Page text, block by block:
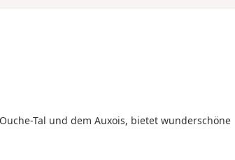
Tal und dem Auxois, bietet wunderschöne